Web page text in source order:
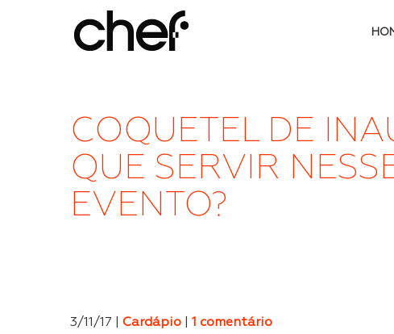
COQUETEL DE
QUE SERVIR
EVENTO?
3/11/17 | Cardápio 1 comentário